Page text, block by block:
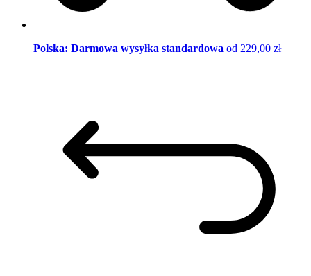
Polska: Darmowa wysyłka standardowa od 229,00 zł